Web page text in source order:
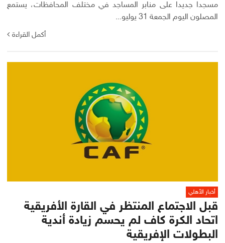
مسجدا جديدا على منابر المساجد في مختلف المحافظات، يستمع
المصلون اليوم الجمعة 31 يوليو...
أكمل القراءة
أخبار الأهلي
قبل الاجتماع المنتظر في القارة الأفريقية
اتحاد الكرة كاف لم يحسم زيادة أندية
البطولات الإفريقية